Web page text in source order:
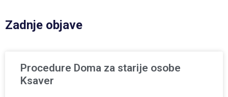
Zadnje objave
Procedure Doma za starije osobe
Ksaver